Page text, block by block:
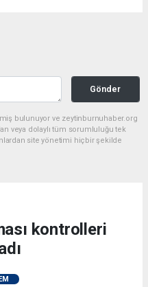
Gönder
bulunuyor ve zeytinburnuhaber.org
veya dolaylı tüm sorumluluğu tek
site yönetimi hiçbir şekilde
kontrolleri